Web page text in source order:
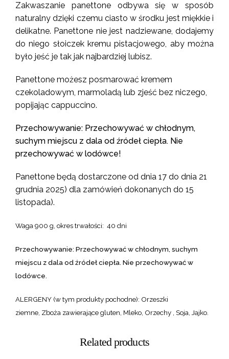
Zakwaszanie panettone odbywa się w sposób
naturalny dzięki czemu ciasto w środku jest miękkie i
delikatne. Panettone nie jest nadziewane, dodajemy
do niego słoiczek kremu pistacjowego, aby można
było jeść je tak jak najbardziej lubisz.
Panettone możesz posmarować kremem
czekoladowym, marmoladą lub zjeść bez niczego,
popijając cappuccino.
Przechowywanie: Przechowywać w chłodnym,
suchym miejscu z dala od źródeł ciepła. Nie
przechowywać w lodówce!
Panettone będą dostarczone od dnia 17 do dnia 21
grudnia 2025) dla zamówień dokonanych do 15
listopada).
Waga 900 g, okres trwałości: 40 dni
Przechowywanie: Przechowywać w chłodnym, suchym
miejscu z dala od źródeł ciepła. Nie przechowywać w
lodówce.
ALERGENY (w tym produkty pochodne): Orzeszki
ziemne, Zboża zawierające gluten, Mleko, Orzechy , Soja, Jajko.
Related products